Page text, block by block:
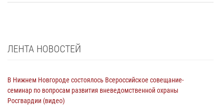
ЛЕНТА НОВОСТЕЙ
В Нижнем Новгороде состоялось Всероссийское совещание-
семинар по вопросам развития вневедомственной охраны
Росгвардии (видео)